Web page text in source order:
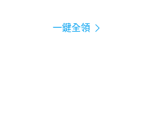
一鍵全領